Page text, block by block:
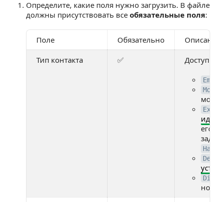
Определите, какие поля нужно загрузить. В файле
должны присутствовать все обязательные поля:
Поле Обязательно
Тип контакта ✅
его